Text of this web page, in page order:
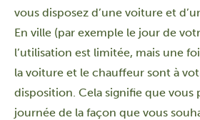
vous disposez d’une voiture et
En ville (par exemple le jour de
l’utilisation est limitée, mais une
la voiture et le chauffeur sont à
disposition. Cela signifie que vous
journée de la façon que vous